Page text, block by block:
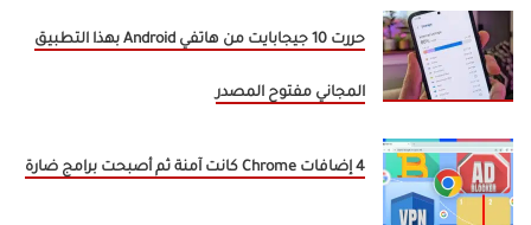
حررت 10 جيجابايت من هاتفي Android بهذا التطبيق
المجاني مفتوح المصدر
4 إضافات Chrome كانت آمنة ثم أصبحت برامج ضارة